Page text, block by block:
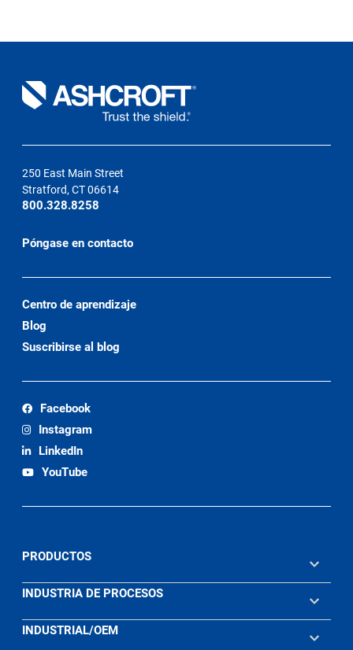
250 East Main Street
Stratford, CT 06614
800.328.8258
Póngase en contacto
Centro de aprendizaje
Blog
Suscribirse al blog
Facebook
Instagram
LinkedIn
YouTube
PRODUCTOS
INDUSTRIA DE PROCESOS
INDUSTRIAL/OEM